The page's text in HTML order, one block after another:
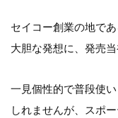
セイコー創業の地で
大胆な発想に、発売
一見個性的で普段使
しれませんが、スポ